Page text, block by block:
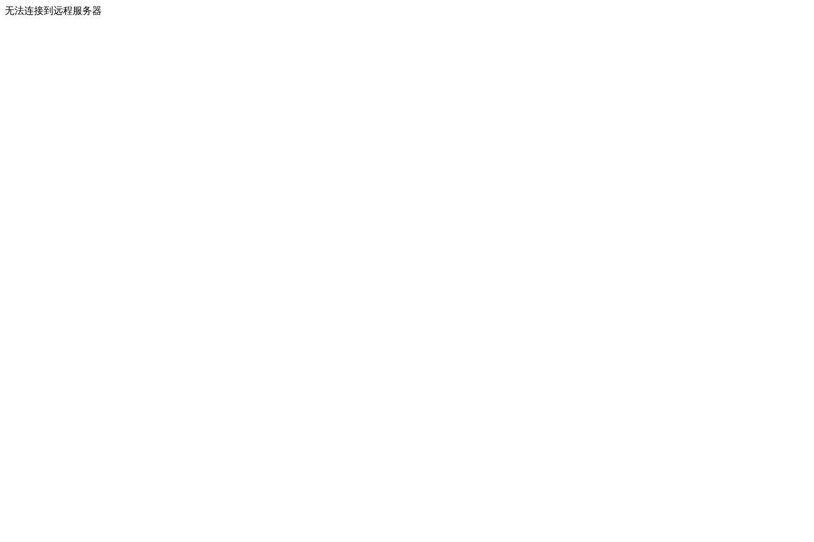
无法连接到远程服务器